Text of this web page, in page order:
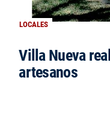
LOCALES
Villa Nueva
artesanos